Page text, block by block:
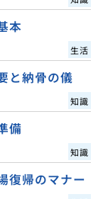
本
生活
と納骨の儀
知識
備
知識
復帰のマナー